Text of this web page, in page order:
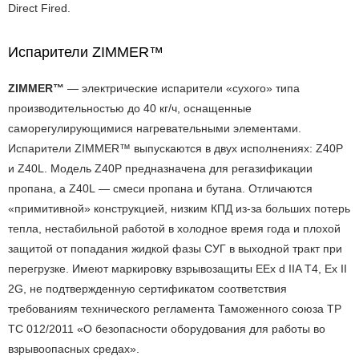
Direct Fired.
Испарители ZIMMER™
ZIMMER™ — электрические испарители «сухого» типа
производительностью до 40 кг/ч, оснащенные
саморегулирующимися нагревательными элементами.
Испарители ZIMMER™ выпускаются в двух исполнениях: Z40P
и Z40L. Модель Z40P предназначена для регазификации
пропана, а Z40L — смеси пропана и бутана. Отличаются
«примитивной» конструкцией, низким КПД из-за больших потерь
тепла, нестабильной работой в холодное время года и плохой
защитой от попадания жидкой фазы СУГ в выходной тракт при
перегрузке. Имеют маркировку взрывозащиты EEx d IIA T4, Ex II
2G, не подтвержденную сертификатом соответствия
требованиям технического регламента Таможенного союза ТР
ТС 012/2011 «О безопасности оборудования для работы во
взрывоопасных средах».